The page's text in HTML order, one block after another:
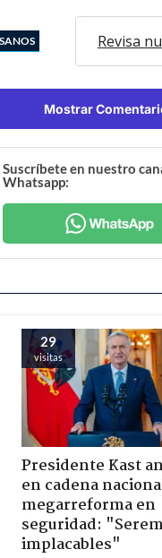
Revisa
Mostrar
Suscríbete en nuestro
Whatsapp:
29
visitas
Presidente Kast
en cadena
megarreforma en
seguridad:
implacables"